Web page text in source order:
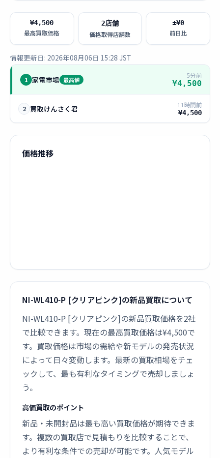
¥4,500
最高買取価格
2店舗
価格取得店舗数
±¥0
前日比
情報更新日: 2026年08月06日 15:28 JST
1 家電市場 最高値
5分前
¥4,500
2 買取けんさく君 11時間前
¥4,500
価格推移
NI-WL410-P [クリアピンク]の新品買取について
NI-WL410-P [クリアピンク]の新品買取価格を2社
で比較できます。現在の最高買取価格は¥4,500で
す。買取価格は市場の需給や新モデルの発売状況
によって日々変動します。最新の買取相場をチェ
ックして、最も有利なタイミングで売却しましょ
う。
高価買取のポイント
新品・未開封品は最も高い買取価格が期待できま
す。複数の買取店で見積もりを比較することで、
より有利な条件での売却が可能です。人気モデル